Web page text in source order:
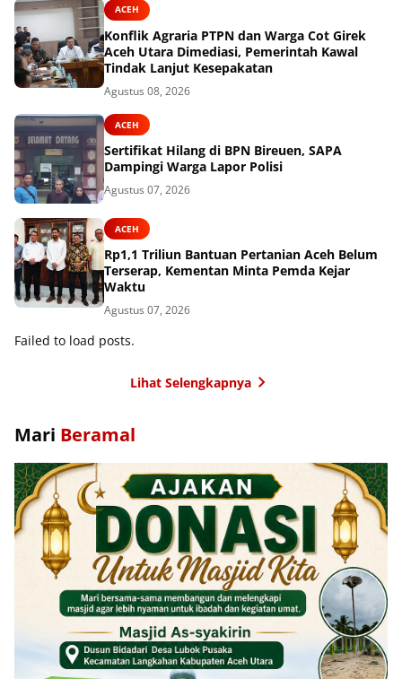
ACEH
Konflik Agraria PTPN dan Warga Cot Girek
Aceh Utara Dimediasi, Pemerintah Kawal
Tindak Lanjut Kesepakatan
Agustus 08, 2026
ACEH
Sertifikat Hilang di BPN Bireuen, SAPA
Dampingi Warga Lapor Polisi
Agustus 07, 2026
ACEH
Rp1,1 Triliun Bantuan Pertanian Aceh Belum
Terserap, Kementan Minta Pemda Kejar
Waktu
Agustus 07, 2026
Failed to load posts.
Lihat Selengkapnya
Mari Beramal